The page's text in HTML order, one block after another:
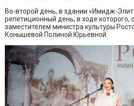
Во-второй день, в здании «Имидж-
репетиционный день, в ходе которого,
заместителем министра культуры
Конышевой Полиной Юрьевной.